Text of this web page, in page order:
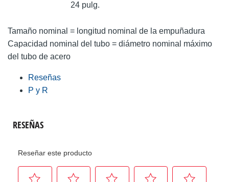
24 pulg.
Tamaño nominal = longitud nominal de la empuñadura
Capacidad nominal del tubo = diámetro nominal máximo
del tubo de acero
Reseñas
P y R